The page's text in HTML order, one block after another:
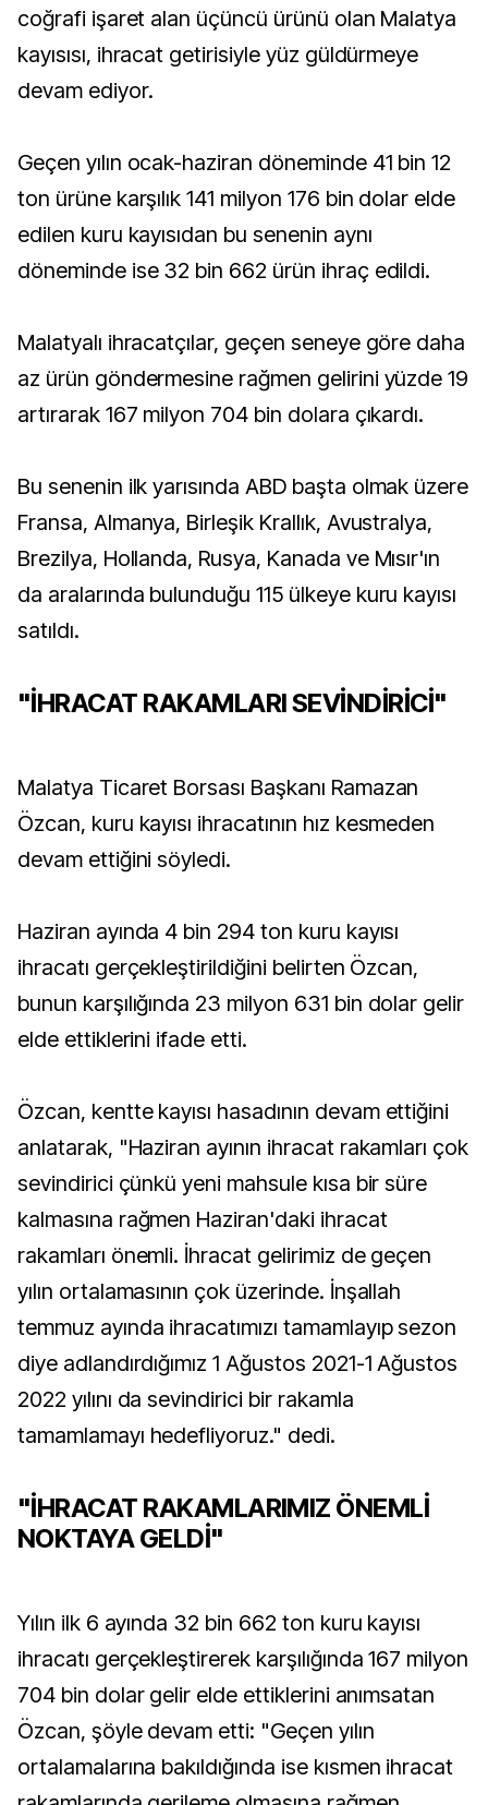
coğrafi işaret alan üçüncü ürünü olan Malatya
kayısısı, ihracat getirisiyle yüz güldürmeye
devam ediyor.
Geçen yılın ocak-haziran döneminde 41 bin 12
ton ürüne karşılık 141 milyon 176 bin dolar elde
edilen kuru kayısıdan bu senenin aynı
döneminde ise 32 bin 662 ürün ihraç edildi.
Malatyalı ihracatçılar, geçen seneye göre daha
az ürün göndermesine rağmen gelirini yüzde 19
artırarak 167 milyon 704 bin dolara çıkardı.
Bu senenin ilk yarısında ABD başta olmak üzere
Fransa, Almanya, Birleşik Krallık, Avustralya,
Brezilya, Hollanda, Rusya, Kanada ve Mısır'ın
da aralarında bulunduğu 115 ülkeye kuru kayısı
satıldı.
"İHRACAT RAKAMLARI SEVİNDİRİCİ"
Malatya Ticaret Borsası Başkanı Ramazan
Özcan, kuru kayısı ihracatının hız kesmeden
devam ettiğini söyledi.
Haziran ayında 4 bin 294 ton kuru kayısı
ihracatı gerçekleştirildiğini belirten Özcan,
bunun karşılığında 23 milyon 631 bin dolar gelir
elde ettiklerini ifade etti.
Özcan, kentte kayısı hasadının devam ettiğini
anlatarak, "Haziran ayının ihracat rakamları çok
sevindirici çünkü yeni mahsule kısa bir süre
kalmasına rağmen Haziran'daki ihracat
rakamları önemli. İhracat gelirimiz de geçen
yılın ortalamasının çok üzerinde. İnşallah
temmuz ayında ihracatımızı tamamlayıp sezon
diye adlandırdığımız 1 Ağustos 2021-1 Ağustos
2022 yılını da sevindirici bir rakamla
tamamlamayı hedefliyoruz." dedi.
"İHRACAT RAKAMLARIMIZ ÖNEMLİ
NOKTAYA GELDİ"
Yılın ilk 6 ayında 32 bin 662 ton kuru kayısı
ihracatı gerçekleştirerek karşılığında 167 milyon
704 bin dolar gelir elde ettiklerini anımsatan
Özcan, şöyle devam etti: "Geçen yılın
ortalamalarına bakıldığında ise kısmen ihracat